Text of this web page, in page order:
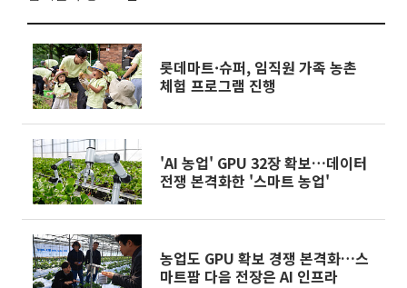
롯데마트·슈퍼, 임직원 가족 농촌
체험 프로그램 진행
'AI 농업' GPU 32장 확보…데이터
전쟁 본격화한 '스마트 농업'
농업도 GPU 확보 경쟁 본격화…스
마트팜 다음 전장은 AI 인프라